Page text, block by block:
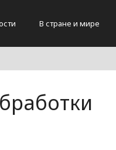
В стране и мире